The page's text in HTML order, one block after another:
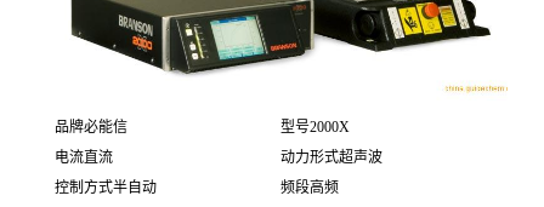
品牌必能信 型号2000X
电流直流 动力形式超声波
控制方式半自动 频段高频